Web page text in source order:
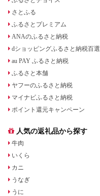
さとふる
ふるさとプレミアム
ANAのふるさと納税
dショッピングふるさと納税百選
au PAY ふるさと納税
ふるさと本舗
ヤフーのふるさと納税
マイナビふるさと納税
ポイント還元キャンペーン
人気の返礼品から探す
牛肉
いくら
カニ
うなぎ
うに